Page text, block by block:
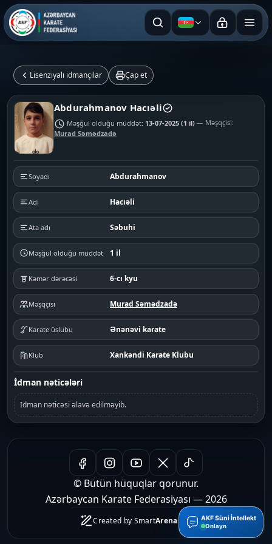
Azərbaycan dili
Lisenziyalı idmançılar Çap et
Abdurahmanov Hacıəli
Məşğul olduğu müddət: 13-07-2025 (1 il) — Məşqçisi:
Murad Səmədzadə
Soyadı Abdurahmanov
Adı Hacıəli
Ata adı Səbuhi
Məşğul olduğu müddət 1 il
Kəmər dərəcəsi 6-cı kyu
Məşqçisi Murad Səmədzadə
Karate üslubu Ənənəvi karate
Klub Xankəndi Karate Klubu
İdman nəticələri
İdman nəticəsi əlavə edilməyib.
© Bütün hüquqlar qorunur.
Azərbaycan Karate Federasiyası — 2026
Created by SmartArena LLC AKF Süni İntellekt
Onlayn